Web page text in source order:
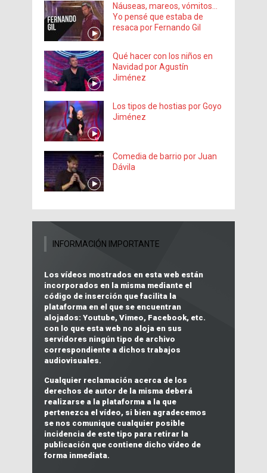
Náuseas, mareos, vómitos…
Yo pensé que estaba de
resaca por Fernando Gil
Qué hacer con los niños en
Navidad por Agustín
Jiménez
Los tipos de hostias por Goyo
Jiménez
Comedia de barrio por Juan
Dávila
INFORMACIÓN IMPORTANTE
Los vídeos mostrados en esta web están
incorporados en la misma mediante el
código de inserción que facilita la
plataforma en el que se encuentran
alojados: Youtube, Vimeo, Facebook, etc.
con lo que esta web no aloja en sus
servidores ningún tipo de archivo
correspondiente a dichos trabajos
audiovisuales.
Cualquier reclamación acerca de los
derechos de autor de la misma deberá
realizarse a la plataforma a la que
pertenezca el vídeo, si bien agradecemos
se nos comunique cualquier posible
incidencia de este tipo para retirar la
publicación que contiene dicho vídeo de
forma inmediata.